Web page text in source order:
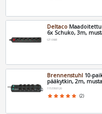
Deltaco
6x Schuko, 3m,
GT-0661
Brennenstuhl 10-
pääkytkin, 2m, musta
1153300120
star star star star star (2)